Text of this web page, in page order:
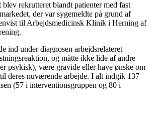
rekrutteret blandt patienter med fast
der var sygemeldte på grund af
til Arbejdsmedicinsk Klinik i Herning af
ind under diagnosen arbejdsrelateret
og måtte ikke lide af andre
psykisk), være gravide eller have ønske om
deres nuværende arbejde. I alt indgik 137
(57 i interventionsgruppen og 80 i